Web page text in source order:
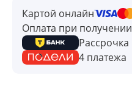
Картой онлайн
Оплата при получении
Рассрочка
4 платежа